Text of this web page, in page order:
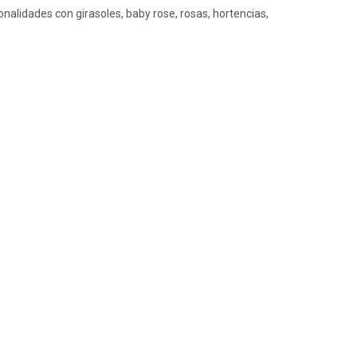
con girasoles, baby rose, rosas, hortencias,